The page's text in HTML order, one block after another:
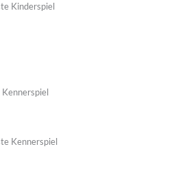
Kinderspiel
Kennerspiel